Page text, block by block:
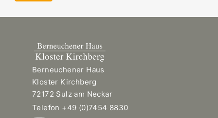
Berneuchener Haus
Kloster Kirchberg
72172 Sulz am Neckar
Telefon +49 (0)7454 8830